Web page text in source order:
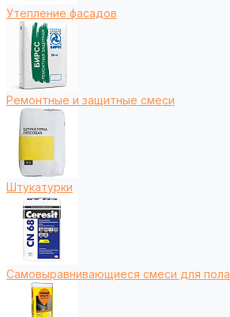
Утепление фасадов
Ремонтные и защитные смеси
Штукатурки
Самовыравнивающиеся смеси для пола